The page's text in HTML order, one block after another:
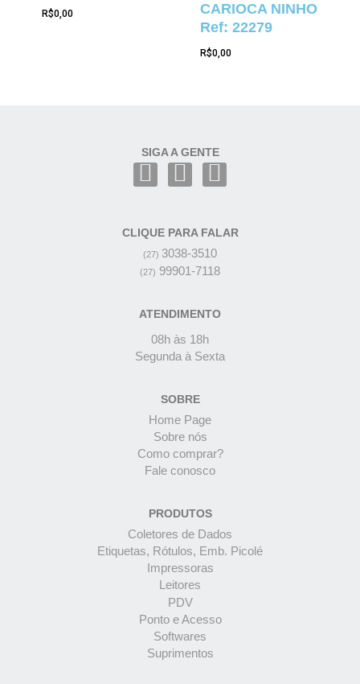
R$0,00
CARIOCA NINHO
Ref: 22279
R$0,00
SIGA A GENTE
CLIQUE PARA FALAR
(27) 3038-3510
(27) 99901-7118
ATENDIMENTO
08h às 18h
Segunda à Sexta
SOBRE
Home Page
Sobre nós
Como comprar?
Fale conosco
PRODUTOS
Coletores de Dados
Etiquetas, Rótulos, Emb. Picolé
Impressoras
Leitores
PDV
Ponto e Acesso
Softwares
Suprimentos